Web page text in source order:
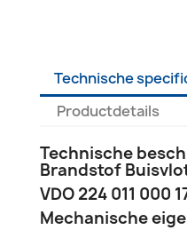
Technische
Productdetails
Technische
Brandstof
VDO 224 011 000
Mechanische